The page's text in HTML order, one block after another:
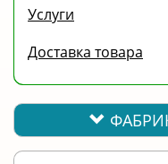
ОТВЕТ
ПОЛЕЗНАЯ
ИНФОРМАЦИЯ
ВАКАНСИИ
Услуги
Доставка товара